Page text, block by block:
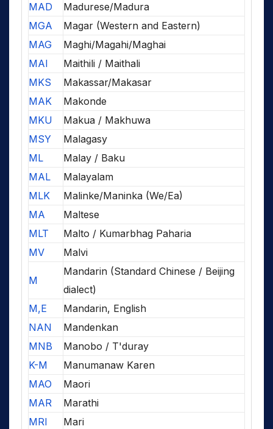
MAD
Madurese/Madura
MGA
Magar (Western and Eastern)
MAG
Maghi/Magahi/Maghai
MAI
Maithili / Maithali
MKS
Makassar/Makasar
MAK
Makonde
MKU
Makua / Makhuwa
MSY
Malagasy
ML
Malay / Baku
MAL
Malayalam
MLK
Malinke/Maninka (We/Ea)
MA
Maltese
MLT
Malto / Kumarbhag Paharia
MV
Malvi
M
Mandarin (Standard Chinese / Beijing
dialect)
M,E
Mandarin, English
NAN
Mandenkan
MNB
Manobo / T'duray
K-M
Manumanaw Karen
MAO
Maori
MAR
Marathi
MRI
Mari